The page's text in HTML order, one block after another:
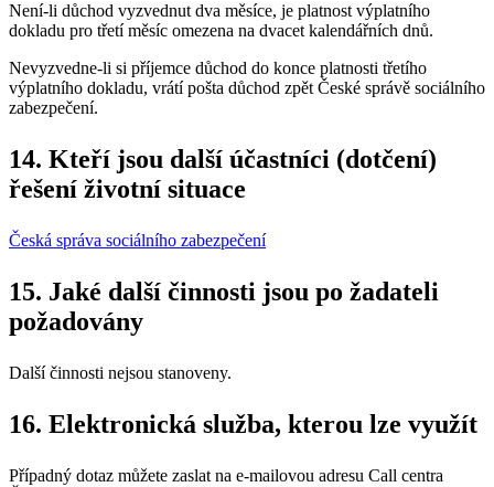
Není-li důchod vyzvednut dva měsíce, je platnost výplatního
dokladu pro třetí měsíc omezena na dvacet kalendářních dnů.
Nevyzvedne-li si příjemce důchod do konce platnosti třetího
výplatního dokladu, vrátí pošta důchod zpět České správě sociálního
zabezpečení.
14. Kteří jsou další účastníci (dotčení)
řešení životní situace
Česká správa sociálního zabezpečení
15. Jaké další činnosti jsou po žadateli
požadovány
Další činnosti nejsou stanoveny.
16. Elektronická služba, kterou lze využít
Případný dotaz můžete zaslat na e-mailovou adresu Call centra